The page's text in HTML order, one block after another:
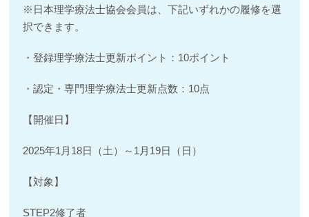
※日本理学療法士協会会員は、下記いずれかの履修を選
択できます。
・登録理学療法士更新ポイント：10ポイント
・認定・専門理学療法士更新点数：10点
【開催日】
2025年1月18日（土）～1月19日（日）
【対象】
STEP2修了者